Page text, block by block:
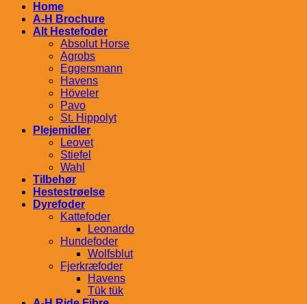
Home
A-H Brochure
Alt Hestefoder
Absolut Horse
Agrobs
Eggersmann
Havens
Höveler
Pavo
St. Hippolyt
Plejemidler
Leovet
Stiefel
Wahl
Tilbehør
Hestestrøelse
Dyrefoder
Kattefoder
Leonardo
Hundefoder
Wolfsblut
Fjerkræfoder
Havens
Tük tük